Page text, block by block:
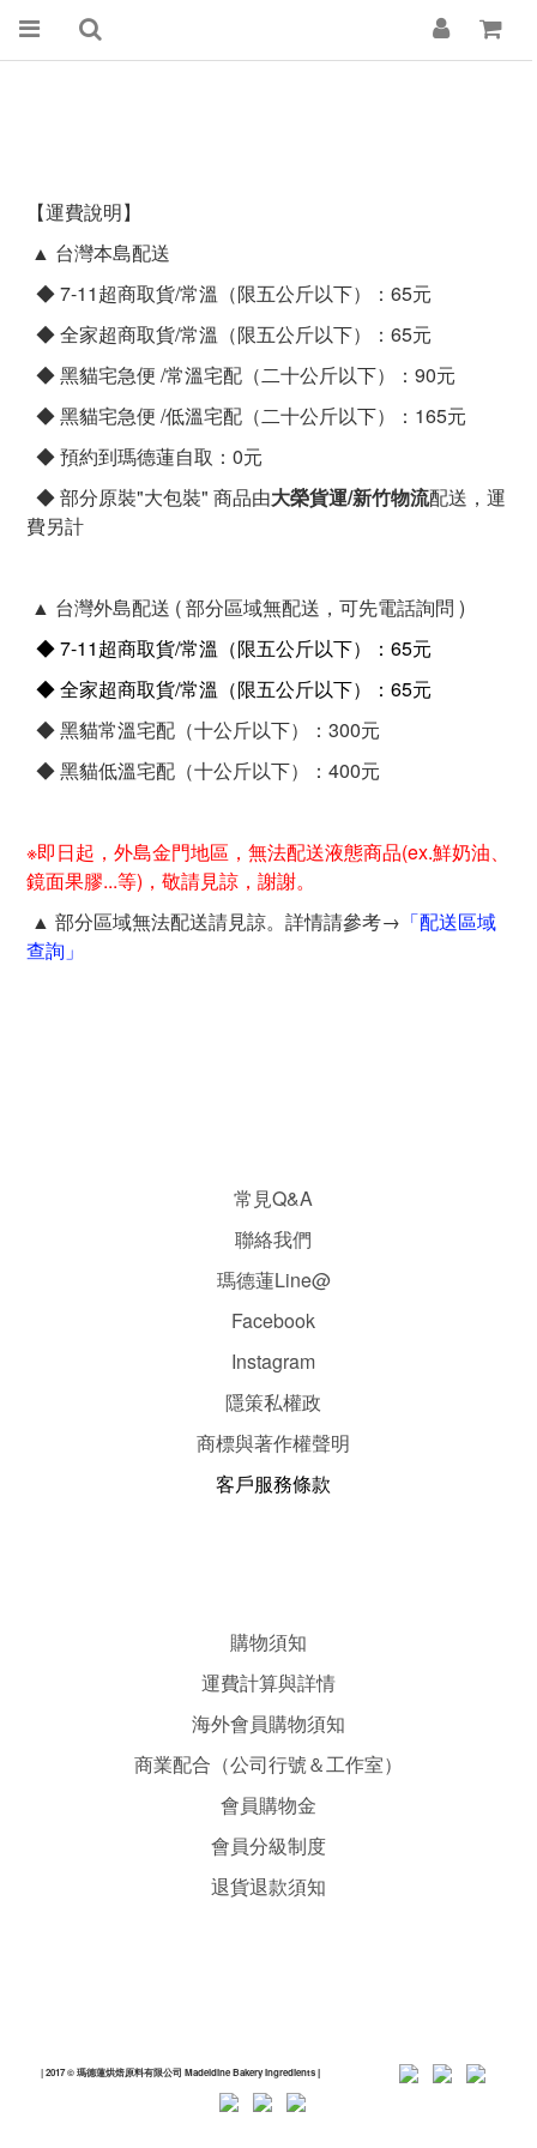
【運費說明】
▲ 台灣本島配送
◆ 7-11超商取貨/常溫（限五公斤以下）：65元
◆ 全家超商取貨/常溫（限五公斤以下）：65元
◆ 黑貓宅急便 /常溫宅配（二十公斤以下）：90元
◆ 黑貓宅急便 /低溫宅配（二十公斤以下）：165元
◆ 預約到瑪德蓮自取：0元
◆ 部分原裝"大包裝" 商品由大榮貨運/新竹物流配送，運
費另計
▲ 台灣外島配送 ( 部分區域無配送，可先電話詢問 )
◆ 7-11超商取貨/常溫（限五公斤以下）：65元
◆ 全家超商取貨/常溫（限五公斤以下）：65元
◆ 黑貓常溫宅配（十公斤以下）：300元
◆ 黑貓低溫宅配（十公斤以下）：400元
※即日起，外島金門地區，無法配送液態商品(ex.鮮奶油、
鏡面果膠...等)，敬請見諒，謝謝。
▲ 部分區域無法配送請見諒。詳情請參考→ 「配送區域
查詢」
常見Q&A
聯絡我們
瑪德蓮Line@
Facebook
Instagram
隱策私權政
商標與著作權聲明
客戶服務條款
購物須知
運費計算與詳情
海外會員購物須知
商業配合（公司行號＆工作室）
會員購物金
會員分級制度
退貨退款須知
| 2017 © 瑪德蓮烘焙原料有限公司 Madeldine Bakery Ingredients|